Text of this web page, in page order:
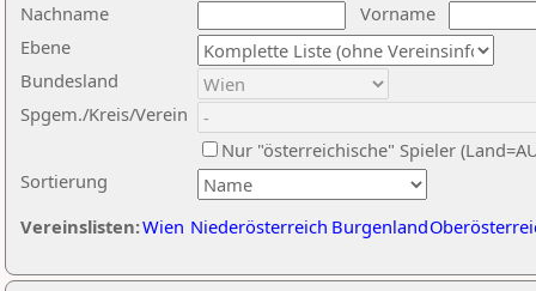
Nachname
Vorname
Ebene
Sortierung
Bundesland
Spgem./Kreis/Verein
Nur "österreichische" Spieler
Vereinslisten:Wien Niederösterreich Burgenland